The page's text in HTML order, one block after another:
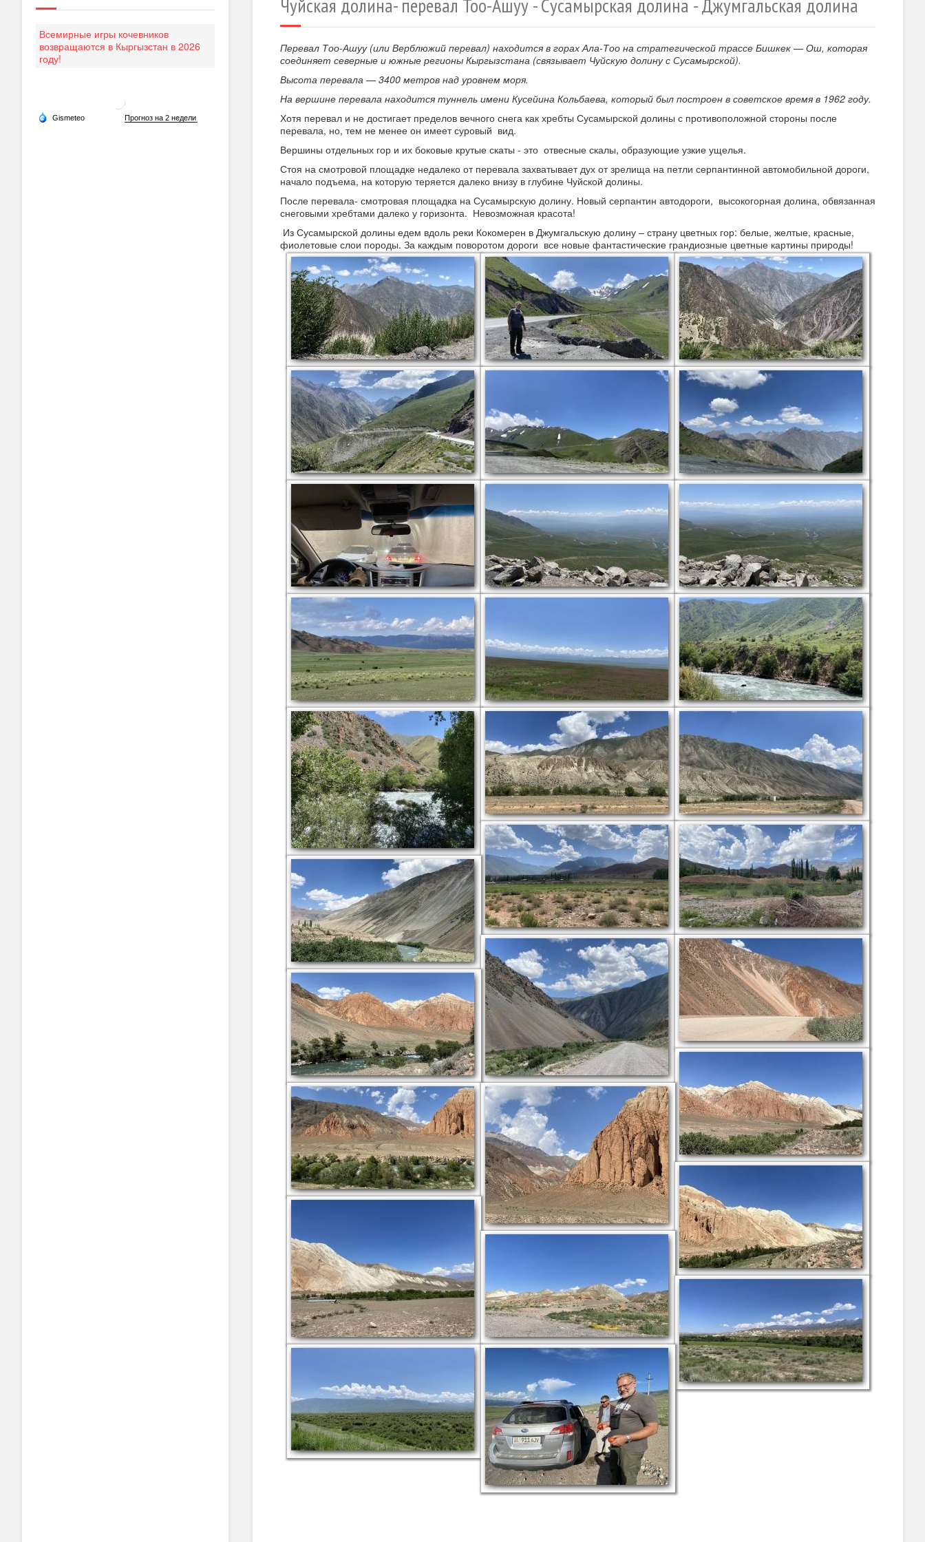
Всемирные игры кочевников
возвращаются в Кыргызстан в 2026
году!
Чуйская долина- перевал Тоо-Ашуу - Сусамырская долина - Джумгальская долина
Перевал Тоо-Ашуу (или Верблюжий перевал) находится в горах Ала-Тоо на стратегической трассе Бишкек — Ош, которая
соединяет северные и южные регионы Кыргызстана (связывает Чуйскую долину с Сусамырской).
Высота перевала — 3400 метров над уровнем моря.
На вершине перевала находится туннель имени Кусейина Кольбаева, который был построен в советское время в 1962 году.
Хотя перевал и не достигает пределов вечного снега как хребты Сусамырской долины с противоположной стороны после
перевала, но, тем не менее он имеет суровый вид.
Вершины отдельных гор и их боковые крутые скаты - это отвесные скалы, образующие узкие ущелья.
Стоя на смотровой площадке недалеко от перевала захватывает дух от зрелища на петли серпантинной автомобильной дороги,
начало подъема, на которую теряется далеко внизу в глубине Чуйской долины.
После перевала- смотровая площадка на Сусамырскую долину. Новый серпантин автодороги, высокогорная долина, обвязанная
снеговыми хребтами далеко у горизонта. Невозможная красота!
Из Сусамырской долины едем вдоль реки Кокомерен в Джумгальскую долину – страну цветных гор: белые, желтые, красные,
фиолетовые слои породы. За каждым поворотом дороги все новые фантастические грандиозные цветные картины природы!